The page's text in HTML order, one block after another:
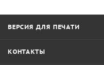
ВЕРСИЯ ДЛЯ ПЕЧАТИ
КОНТАКТЫ